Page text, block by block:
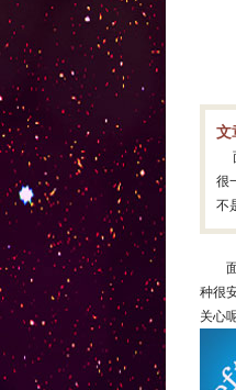
文
很
不
面
种很
关心